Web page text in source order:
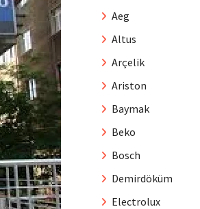
Aeg
Altus
Arçelik
Ariston
Baymak
Beko
Bosch
Demirdöküm
Electrolux